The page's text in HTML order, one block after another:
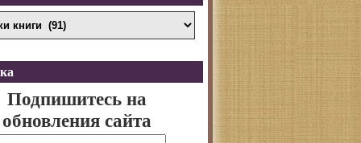
Подпишитесь на
обновления сайта